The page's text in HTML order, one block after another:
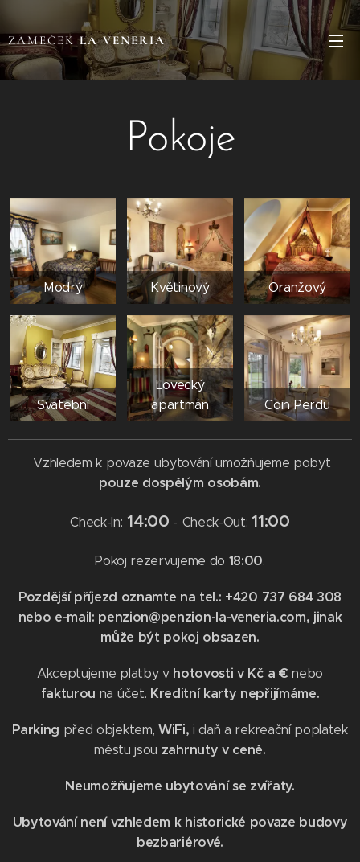
ZÁMEČEKLA VENERIA
Pokoje
Modrý Květinový Oranžový
Svatební
Lovecký
apartmán
Coin Perdu
Vzhledem k povaze ubytování umožňujeme pobyt
pouze dospělým osobám.
Check-In: 14:00 - Check-Out:11:00
Pokoj rezervujeme do 18:00.
Pozdější příjezd oznamte na tel.: +420 737 684 308
nebo e-mail: penzion@penzion-la-veneria.com, jinak
může být pokoj obsazen.
Akceptujeme platby v hotovosti v Kč a €nebo
fakturou na účet. Kreditní karty nepřijímáme.
Parking před objektem, WiFi, i daň a rekreační poplatek
městu jsou zahrnuty v ceně.
Neumožňujeme ubytování se zvířaty.
Ubytování není vzhledem k historické povaze budovy
bezbariérové.